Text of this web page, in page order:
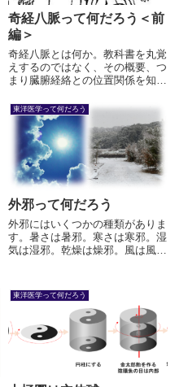
奇経八脈って何だろう＜前
編＞
奇経八脈とは何か。教科書を丸覚
えするのではなく、その概要、つ
まり臓腑経絡との位置関係を知る
衝脈・帯脈・陽維脈と陰維脈…
あわせて両維脈ともいう・陽蹻脈
と陰蹻脈… あわせて両蹻脈とも
東洋医学って何だろう
外邪って何だろう
外邪にはいくつかの種類がありま
す。暑さは暑邪。寒さは寒邪。湿
気は湿邪。乾燥は燥邪。風は風邪
す。その暑さであっても、暑いほ
ど体調がいい人であれば、その人
にとっては暑邪ではありません。
東洋医学って何だろう